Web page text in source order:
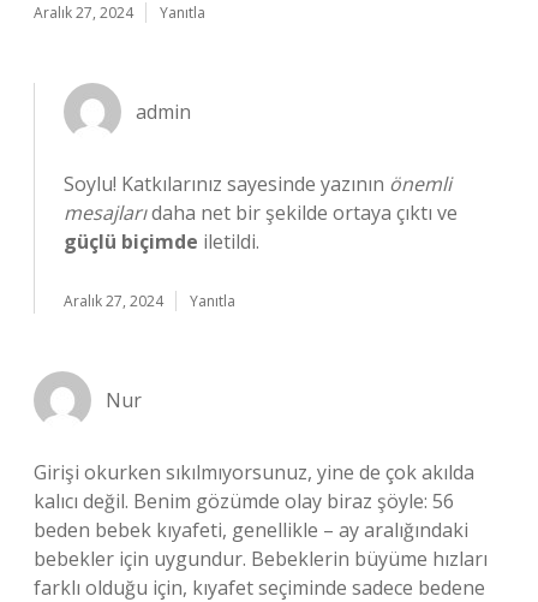
Aralık 27, 2024 Yanıtla
admin
Soylu! Katkılarınız sayesinde yazının önemli
mesajlarıdaha net bir şekilde ortaya çıktı ve
güçlü biçimde iletildi.
Aralık 27, 2024 Yanıtla
Nur
Girişi okurken sıkılmıyorsunuz, yine de çok akılda
kalıcı değil. Benim gözümde olay biraz şöyle: 56
beden bebek kıyafeti, genellikle – ay aralığındaki
bebekler için uygundur. Bebeklerin büyüme hızları
farklı olduğu için, kıyafet seçiminde sadece bedene